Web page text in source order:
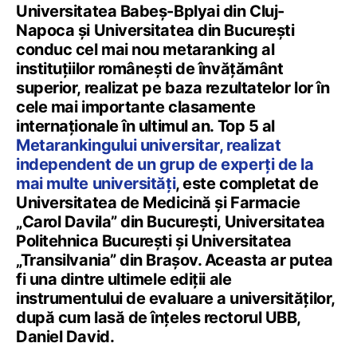
Universitatea Babeș-Bplyai din Cluj-
Napoca și Universitatea din București
conduc cel mai nou metaranking al
instituțiilor românești de învățământ
superior, realizat pe baza rezultatelor lor în
cele mai importante clasamente
internaționale în ultimul an. Top 5 al
Metarankingului universitar, realizat
independent de un grup de experți de la
mai multe universități, este completat de
Universitatea de Medicină și Farmacie
„Carol Davila” din București, Universitatea
Politehnica București și Universitatea
„Transilvania” din Brașov. Aceasta ar putea
fi una dintre ultimele ediții ale
instrumentului de evaluare a universităților,
după cum lasă de înțeles rectorul UBB,
Daniel David.